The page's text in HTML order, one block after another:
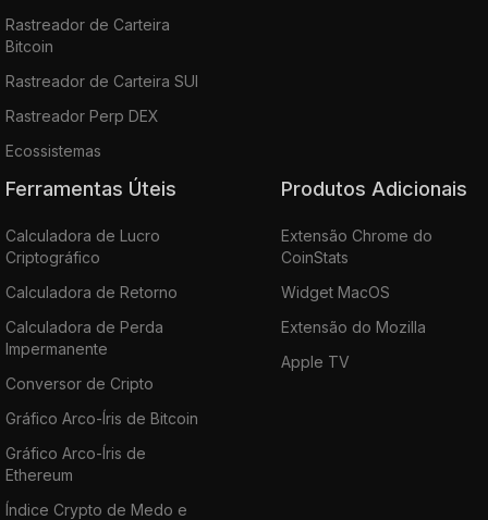
Rastreador de Carteira
Bitcoin
Rastreador de Carteira SUI
Rastreador Perp DEX
Ecossistemas
Ferramentas Úteis
Calculadora de Lucro
Criptográfico
Calculadora de Retorno
Calculadora de Perda
Impermanente
Conversor de Cripto
Gráfico Arco-Íris de Bitcoin
Gráfico Arco-Íris de
Ethereum
Índice Crypto de Medo e
Produtos Adicionais
Extensão Chrome do
CoinStats
Widget MacOS
Extensão do Mozilla
Apple TV